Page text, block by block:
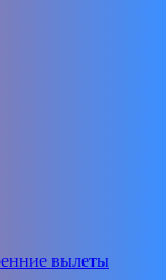
вылеты